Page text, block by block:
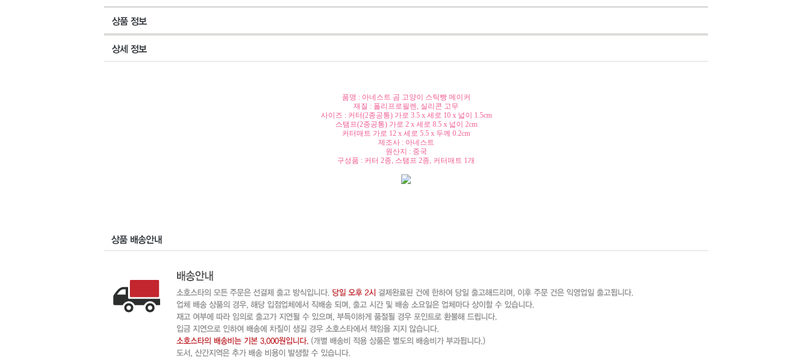
품명 : 아네스트 곰 고양이 스틱빵 메이커
재질 : 폴리프로필렌, 실리콘 고무
사이즈 : 커터(2종공통) 가로 3.5 x 세로 10 x 넓이 1.5cm
스탬프(2종공통) 가로 2 x 세로 8.5 x 넓이 2cm
커터매트 가로 12 x 세로 5.5 x 두께 0.2cm
제조사 : 아네스트
원산지 : 중국
구성품 : 커터 2종, 스탬프 2종, 커터매트 1개